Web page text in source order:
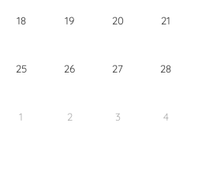
18 19 20 21
25 26 27 28
1 2 3 4